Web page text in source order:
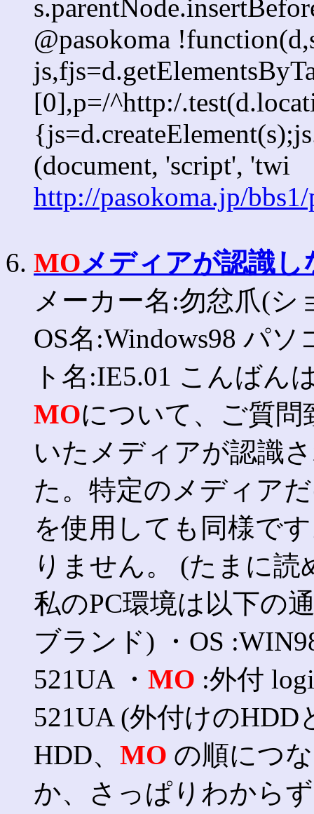
@pasokoma
[0],p=/^http:/
(document, 'script', 'twi
http://pasokoma.jp/
6. MOメディアが認識し
メーカー名:勿忿爪(シ
OS名:Windows98 パ
ト名:IE5.01 こんばん
MOについて、ご質
いたメディアが認識
た。特定のメディア
を使用しても同様で
りません。 (たまに
私のPC環境は以下の
ブランド) ・OS
521UA ・ MO :外付
521UA (外付けのHDD
HDD、 MO の順につ
か、さっぱりわから